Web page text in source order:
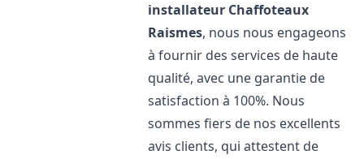
installateur Chaffoteaux
Raismes, nous nous engageons
à fournir des services de haute
qualité, avec une garantie de
satisfaction à 100%. Nous
sommes fiers de nos excellents
avis clients, qui attestent de